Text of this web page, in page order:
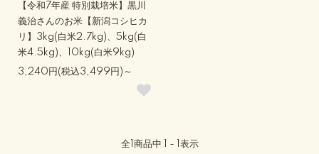
【令和7年産 特別栽培米】黒川
義治さんのお米【新潟コシヒカ
リ】3kg(白米2.7kg)、5kg(白
米4.5kg)、10kg(白米9kg)
3,240円(税込3,499円)～
全1 商品中 1 - 1 表示